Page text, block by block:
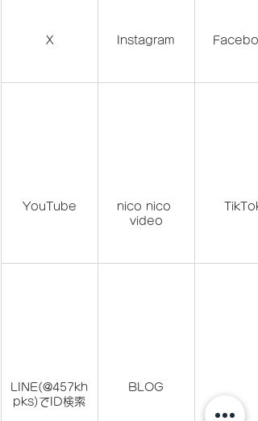
X Instagram
YouTube
nico nico
video
TikTok
LINE(@457kh
pks)でID検索
BLOG